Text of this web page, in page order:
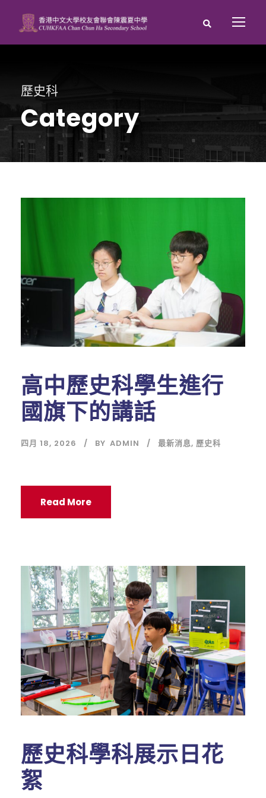
歷史科
Category
高中歷史科學生進行
國旗下的講話
四月 18, 2026 BY ADMIN 最新消息, 歷史科
Read More
歷史科學科展示日花
絮